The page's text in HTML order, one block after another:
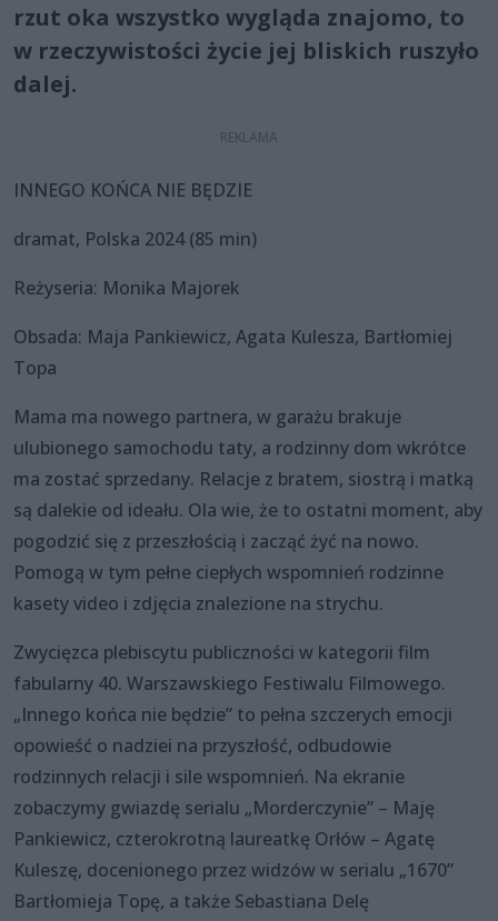
rzut oka wszystko wygląda znajomo, to
w rzeczywistości życie jej bliskich ruszyło
dalej.
INNEGO KOŃCA NIE BĘDZIE
dramat, Polska 2024 (85 min)
Reżyseria: Monika Majorek
Obsada: Maja Pankiewicz, Agata Kulesza, Bartłomiej
Topa
Mama ma nowego partnera, w garażu brakuje
ulubionego samochodu taty, a rodzinny dom wkrótce
ma zostać sprzedany. Relacje z bratem, siostrą i matką
są dalekie od ideału. Ola wie, że to ostatni moment, aby
pogodzić się z przeszłością i zacząć żyć na nowo.
Pomogą w tym pełne ciepłych wspomnień rodzinne
kasety video i zdjęcia znalezione na strychu.
Zwycięzca plebiscytu publiczności w kategorii film
fabularny 40. Warszawskiego Festiwalu Filmowego.
„Innego końca nie będzie” to pełna szczerych emocji
opowieść o nadziei na przyszłość, odbudowie
rodzinnych relacji i sile wspomnień. Na ekranie
zobaczymy gwiazdę serialu „Morderczynie” – Maję
Pankiewicz, czterokrotną laureatkę Orłów – Agatę
Kuleszę, docenionego przez widzów w serialu „1670”
Bartłomieja Topę, a także Sebastiana Delę